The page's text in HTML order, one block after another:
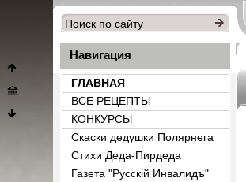
Навигация
ГЛАВНАЯ
ВСЕ РЕЦЕПТЫ
КОНКУРСЫ
Скаски дедушки Полярнега
Стихи Деда-Пирдеда
Газета "Русскiй Инвалидъ"